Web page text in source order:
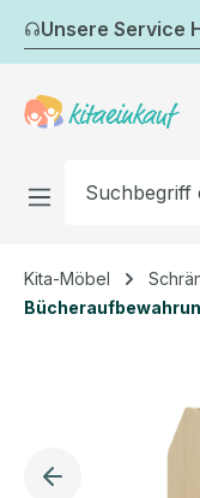
Zum Hauptinhalt
Unsere Service
Kita-Möbel